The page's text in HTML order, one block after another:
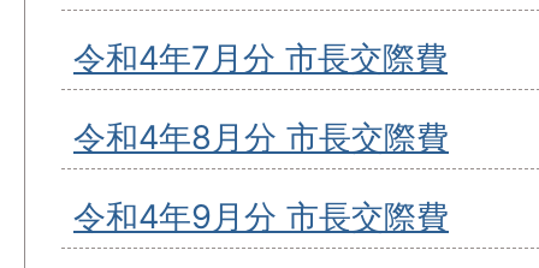
令和4年7月分 市長交際費
令和4年8月分 市長交際費
令和4年9月分 市長交際費